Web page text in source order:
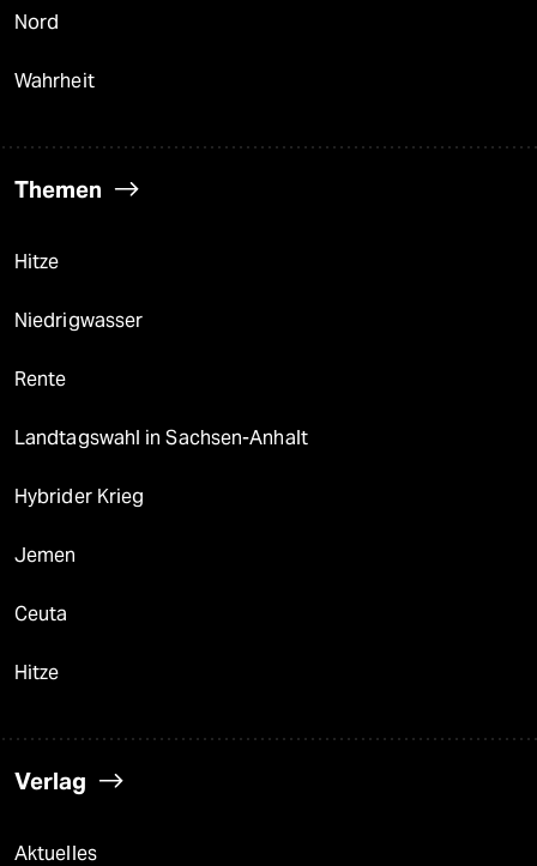
Nord
Wahrheit
Themen
Hitze
Niedrigwasser
Rente
Landtagswahl in Sachsen-Anhalt
Hybrider Krieg
Jemen
Ceuta
Hitze
Verlag
Aktuelles